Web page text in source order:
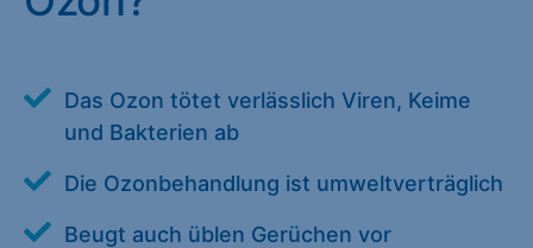
Das Ozon tötet verlässlich Viren, Keime
und Bakterien ab
Die Ozonbehandlung ist umweltverträglich
Beugt auch üblen Gerüchen vor
Essenziell (1)
Essenzielle Cookies ermöglichen grundlegende Funktionen und